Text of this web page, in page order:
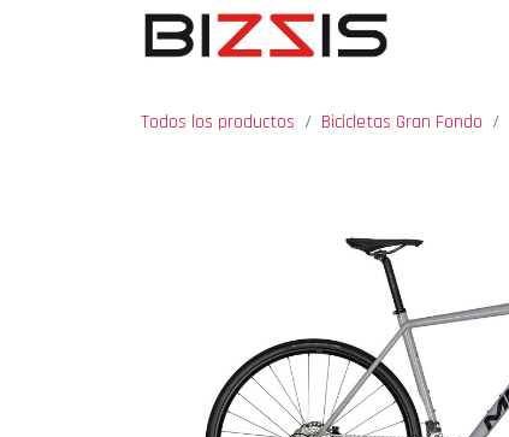
Todos los productos Bicicletas Gran Fondo